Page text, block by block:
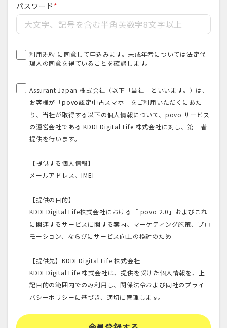
パスワード *
利用規約 に同意して申込みます。未成年者については法定代
理人の同意を得ていることを確認します。
Assurant Japan 株式会社（以下「当社」といいます。）は、
お客様が「povo認定中古スマホ」をご利用いただくにあた
り、当社が取得する以下の個人情報について、povo サービス
の運営会社である KDDI Digital Life 株式会社に対し、第三者
提供を行います。
【提供する個人情報】
メールアドレス、IMEI
【提供の目的】
KDDI Digital Life株式会社における「 povo 2.0」およびこれ
に関連するサービスに関する案内、マーケティング施策、プロ
モーション、ならびにサービス向上の検討のため
【提供先】KDDI Digital Life 株式会社
KDDI Digital Life 株式会社は、提供を受けた個人情報を、上
記目的の範囲内でのみ利用し、関係法令および同社のプライ
バシーポリシーに基づき、適切に管理します。